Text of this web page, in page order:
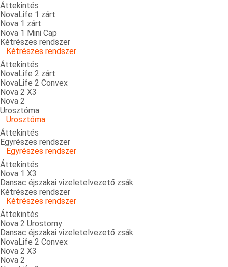
Áttekintés
NovaLife 1 zárt
Nova 1 zárt
Nova 1 Mini Cap
Kétrészes rendszer
Kétrészes rendszer
Áttekintés
NovaLife 2 zárt
NovaLife 2 Convex
Nova 2 X3
Nova 2
Urosztóma
Urosztóma
Áttekintés
Egyrészes rendszer
Egyrészes rendszer
Áttekintés
Nova 1 X3
Dansac éjszakai vizeletelvezető zsák
Kétrészes rendszer
Kétrészes rendszer
Áttekintés
Nova 2 Urostomy
Dansac éjszakai vizeletelvezető zsák
NovaLife 2 Convex
Nova 2 X3
Nova 2